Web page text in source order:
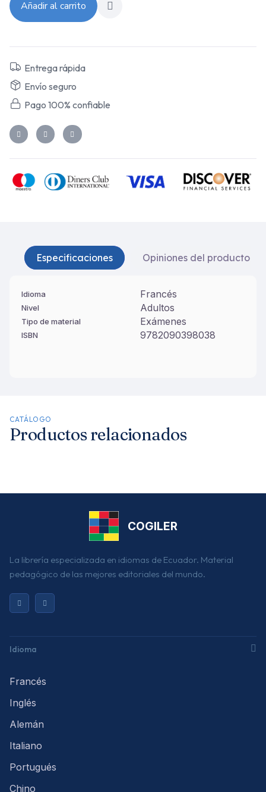
Añadir al carrito
Entrega rápida
Envío seguro
Pago 100% confiable
Especificaciones Opiniones del producto
Idioma Francés
Nivel Adultos
Tipo de material Exámenes
ISBN 9782090398038
CATÁLOGO
Productos relacionados
COGILER
La librería especializada en idiomas de Ecuador. Material
pedagógico de las mejores editoriales del mundo.
Idioma
Francés
Inglés
Alemán
Italiano
Portugués
Chino